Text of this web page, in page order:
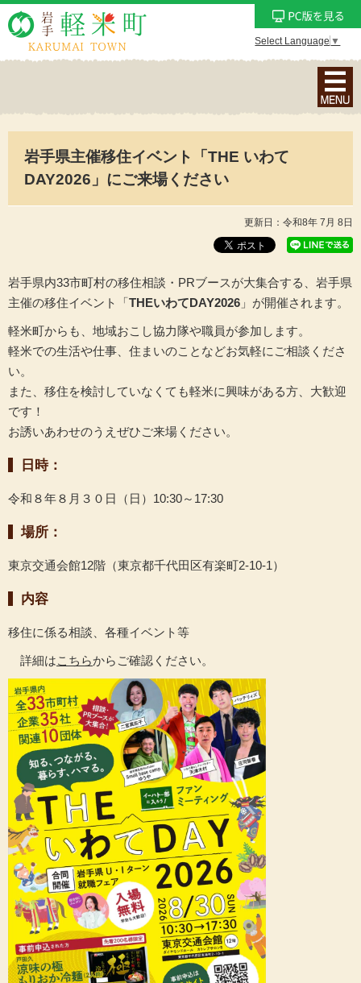
Select Language ▼
ナ
ビ
メ
ニ
ュ
ー
を
岩手県主催移住イベント「THE いわて
DAY2026」にご来場ください
更新日：令和8年 7月 8日
岩手県内33市町村の移住相談・PRブースが大集合する、岩手県
主催の移住イベント「THEいわてDAY2026 」が開催されます。
軽米町からも、地域おこし協力隊や職員が参加します。
軽米での生活や仕事、住まいのことなどお気軽にご相談くださ
い。
また、移住を検討していなくても軽米に興味がある方、大歓迎
です！
お誘いあわせのうえぜひご来場ください。
日時：
令和８年８月３０日（日）10:30～17:30
場所：
東京交通会館12階（東京都千代田区有楽町2-10-1）
内容
移住に係る相談、各種イベント等
詳細はこちらからご確認ください。